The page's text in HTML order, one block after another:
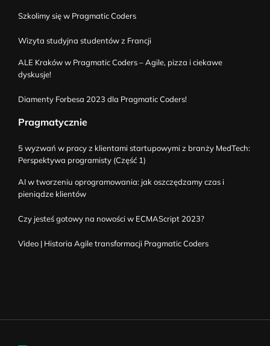
Szkolimy się w Pragmatic Coders
Wizyta studyjna studentów z Francji
ALE Kraków w Pragmatic Coders – Agile, pizza i ciekawe
dyskusje!
Diamenty Forbesa 2023 dla Pragmatic Coders!
Pragmatycznie
5 wyzwań w pracy z klientami startupowymi z branży MedTech:
Perspektywa programisty (Część 1)
AI w tworzeniu oprogramowania: jak oszczędzamy czas i
pieniądze klientów
Czy jesteś gotowy na nowości w ECMAScript 2023?
Video | Historia Agile transformacji Pragmatic Coders